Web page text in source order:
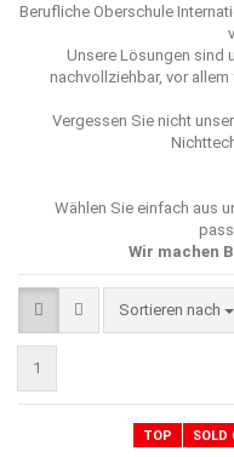
Berufliche Oberschule
Unsere Lösungen sind
nachvollziehbar, vor
Vergessen Sie nicht
Wählen Sie einfach aus
Wir machen
Sortieren nach
Sortieren nach
1
TOP SOLD